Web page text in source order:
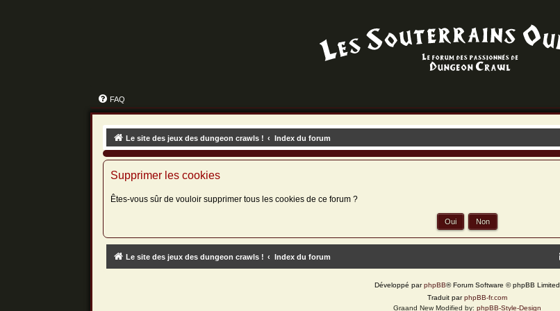
FAQ
Le site des jeux des dungeon crawls ! Index du forum
Supprimer les cookies
Êtes-vous sûr de vouloir supprimer tous les cookies de ce forum ?
Le site des jeux des dungeon crawls ! Index du forum
Développé parphpBB® Forum Software © phpBB Limited
Traduit parphpBB-fr.com
Graand New Modified by: phpBB-Style-Design